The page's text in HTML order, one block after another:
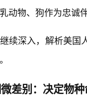
动物、狗作为忠诚
续深入，解析美国
差别：决定物